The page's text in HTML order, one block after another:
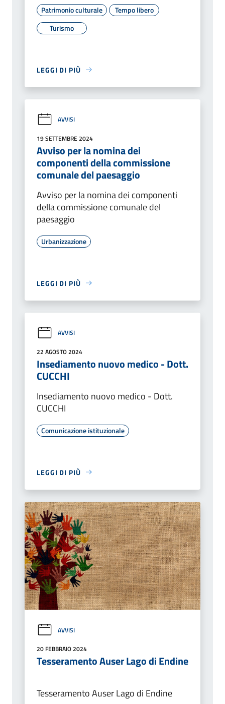
Patrimonio culturale
Tempo libero
Turismo
LEGGI DI PIÙ
AVVISI
19 SETTEMBRE 2024
Avviso per la nomina dei
componenti della commissione
comunale del paesaggio
Avviso per la nomina dei componenti
della commissione comunale del
paesaggio
Urbanizzazione
LEGGI DI PIÙ
AVVISI
22 AGOSTO 2024
Insediamento nuovo medico - Dott.
CUCCHI
Insediamento nuovo medico - Dott.
CUCCHI
Comunicazione istituzionale
LEGGI DI PIÙ
AVVISI
20 FEBBRAIO 2024
Tesseramento Auser Lago di Endine
Tesseramento Auser Lago di Endine